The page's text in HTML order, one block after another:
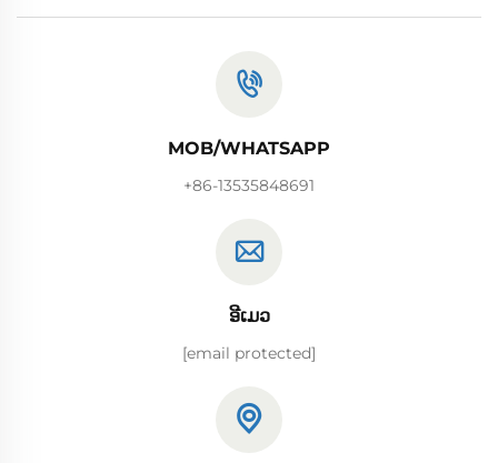
MOB/WHATSAPP
+86-13535848691
ອີເມວ
[email protected]